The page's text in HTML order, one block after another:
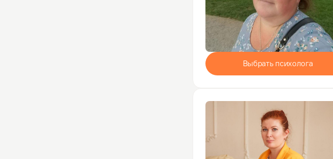
Выбрать психолога